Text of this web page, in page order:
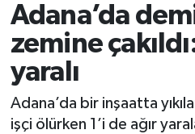
Adana’da
zemine
yaralı
Adana’da bir inşaatta
işçi ölürken 1’i de ağır